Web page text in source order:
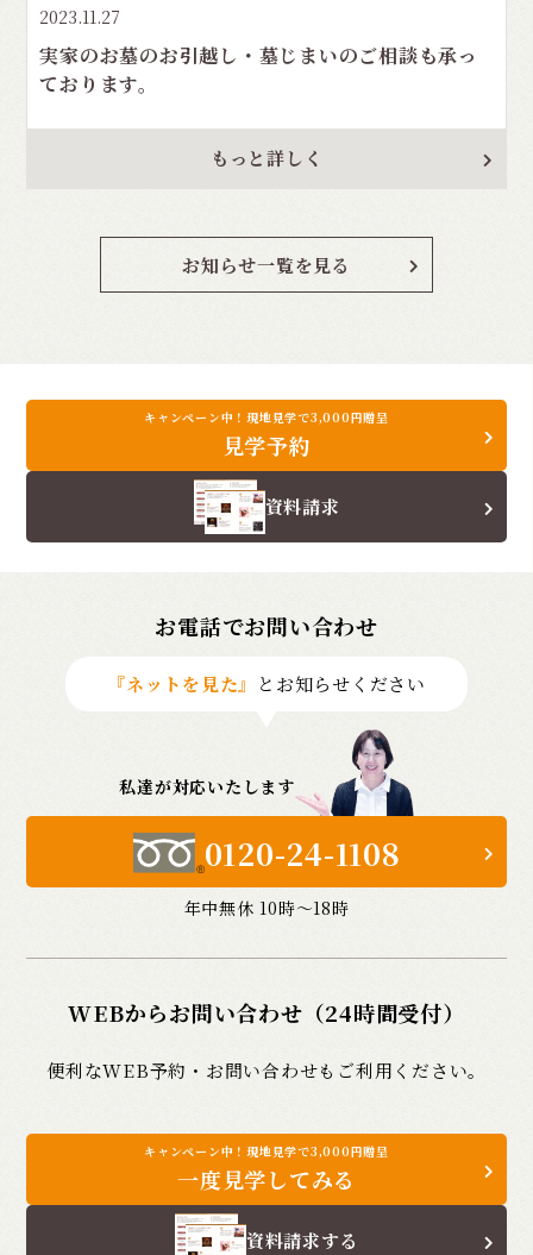
2023.11.27
実家のお墓のお引越し・墓じまいのご相談も承っ
ております。
もっと詳しく
お知らせ一覧を見る
キャンペーン中！現地見学で3,000円贈呈
見学予約
資料請求
お電話でお問い合わせ
『ネットを見た』 とお知らせください
私達が対応いたします
0120-24-1108
年中無休 10時〜18時
WEBからお問い合わせ（24時間受付）
便利なWEB予約・お問い合わせもご利用ください。
キャンペーン中！現地見学で3,000円贈呈
一度見学してみる
資料請求する